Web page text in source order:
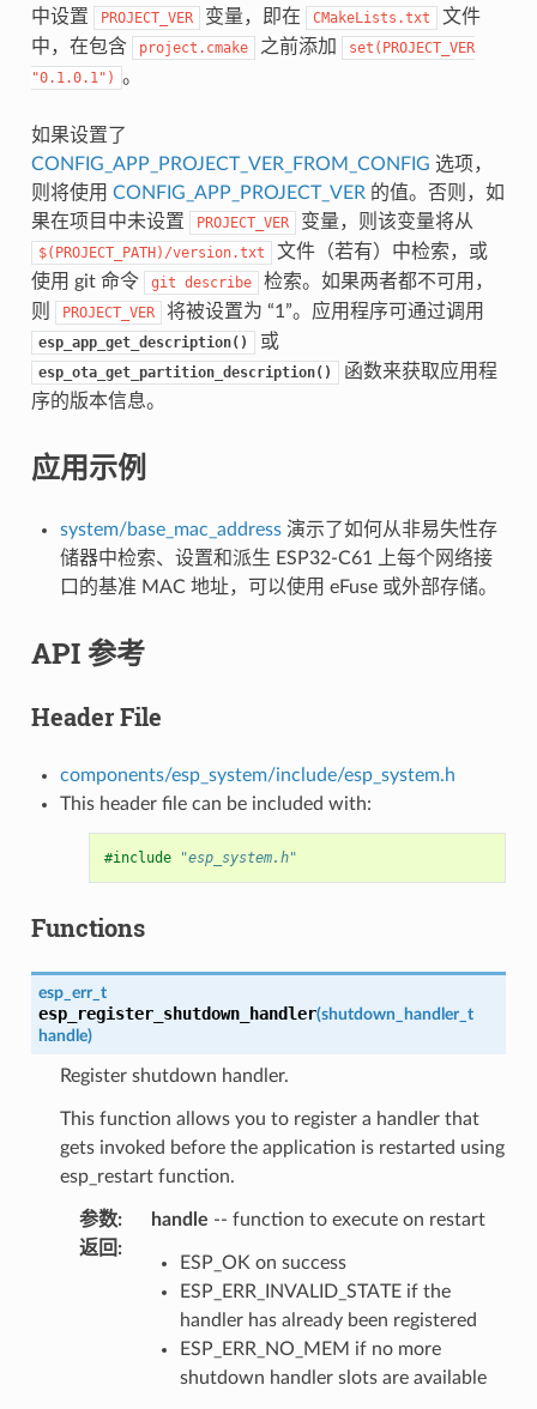
中设置
PROJECT_VER 变量，即在 CMakeLists.txt
文件
中，在包含
project.cmake 之前添加
set(PROJECT_VER
"0.1.0.1") 。
如果设置了
CONFIG_APP_PROJECT_VER_FROM_CONFIG 选项，
则将使用 CONFIG_APP_PROJECT_VER 的值。否则，如
果在项目中未设置
PROJECT_VER 变量，则该变量将从
$(PROJECT_PATH)/version.txt
文件（若有）中检索，或
使用 git 命令
git describe
检索。如果两者都不可用，
则
PROJECT_VER 将被设置为 “1”。应用程序可通过调用
esp_app_get_description() 或
esp_ota_get_partition_description()
函数来获取应用程
序的版本信息。
应用示例
system/base_mac_address演示了如何从非易失性存
储器中检索、设置和派生 ESP32-C61 上每个网络接
口的基准 MAC 地址，可以使用 eFuse 或外部存储。
API 参考
Header File
components/esp_system/include/esp_system.h
This header file can be included with:
#include "esp_system.h"
Functions
esp_err_t
esp_register_shutdown_handler(shutdown_handler_t
handle)
Register shutdown handler.
This function allows you to register a handler that
gets invoked before the application is restarted using
esp_restart function.
参数: handle -- function to execute on restart
返回 :
ESP_OK on success
ESP_ERR_INVALID_STATE if the
handler has already been registered
ESP_ERR_NO_MEM if no more
shutdown handler slots are available